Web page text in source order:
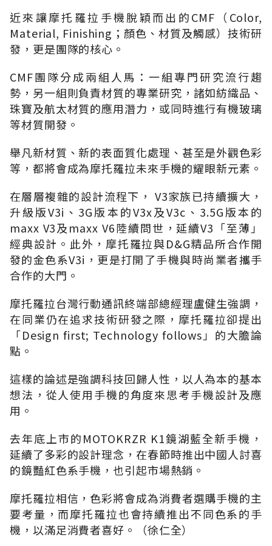
近來讓摩托羅拉手機脫穎而出的CMF（Color,
Material, Finishing；顏色、材質及觸感）技術研
發，更是團隊的核心。
CMF團隊分成兩組人馬：一組專門研究流行趨
勢，另一組則負責材質的專業研究，諸如紡織品、
珠寶及航太材質的應用潛力，或同時進行有機玻璃
等材質開發。
舉凡新材質、新的表面質化處理、甚至是外觀色彩
等，都將會成為摩托羅拉未來手機的耀眼新元素。
在層層複雜的設計流程下， V3家族已持續擴大，
升級版V3i、3G版本的V3x及V3c、3.5G版本的
maxx V3及maxx V6陸續問世，延續V3「至薄」
經典設計。此外，摩托羅拉與D&G精品所合作開
發的金色系V3i，更是打開了手機與時尚業者攜手
合作的大門。
摩托羅拉台灣行動通訊終端部總經理盧健生強調，
在同業仍在追求技術研發之際，摩托羅拉卻提出
「Design first; Technology follows」的大膽論
點。
這樣的論述是強調科技回歸人性，以人為本的基本
想法，從人使用手機的角度來思考手機設計及應
用。
去年底上市的MOTOKRZR K1鏡湖藍全新手機，
延續了多彩的設計理念，在春節時推出中國人討喜
的鏡豔紅色系手機，也引起市場熱銷。
摩托羅拉相信，色彩將會成為消費者選購手機的主
要考量，而摩托羅拉也會持續推出不同色系的手
機，以滿足消費者喜好。（徐仁全）